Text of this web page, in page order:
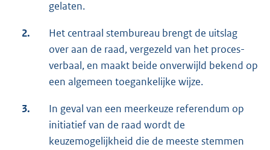
gelaten.
2.
Het centraal stembureau brengt de uitslag
over aan de raad, vergezeld van het proces-
verbaal, en maakt beide onverwijld bekend op
een algemeen toegankelijke wijze.
3.
In geval van een meerkeuze referendum op
initiatief van de raad wordt de
keuzemogelijkheid die de meeste stemmen